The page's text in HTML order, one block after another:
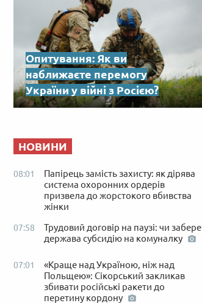
Опитування: Як ви
наближаєте перемогу
України у війні з Росією?
НОВИНИ
08:01
Папірець замість захисту: як дірява
система охоронних ордерів
призвела до жорстокого вбивства
жінки
07:58
Трудовий договір на паузі: чи забере
держава субсидію на комуналку
07:01
«Краще над Україною, ніж над
Польщею»: Сікорський закликав
збивати російські ракети до
перетину кордону